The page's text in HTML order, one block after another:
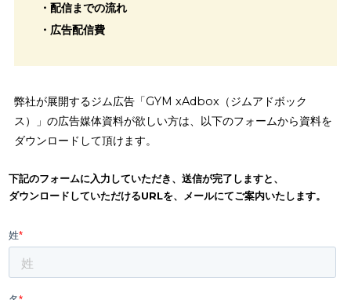
・提供サービス
・3つのメリット
・広告配信費
弊社が展開するジム広告「GYM xAdbox（ジムアドボック
ダウンロードして頂けます。
下記のフォームに入力していただき、送信が完了しますと、
ダウンロードしていただけるURLを、メールにてご案内いたしま